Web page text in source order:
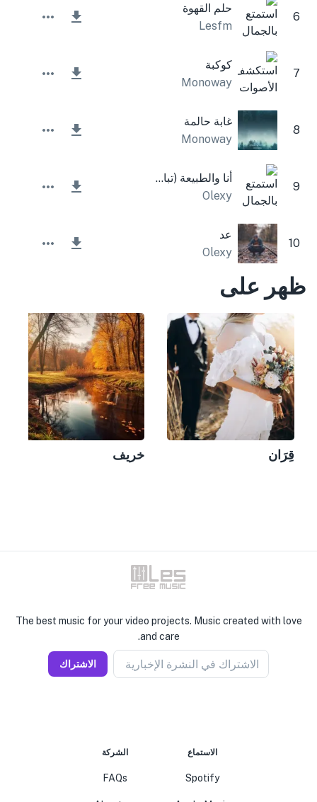
6
حلم القهوة
Lesfm
7
كوكبة
Monoway
8
غابة حالمة
Monoway
9
أنا والطبيعة (تباطأ وتردد)
Olexy
10
عد
Olexy
ظهر على
قِرَان خريف
The best music for your video projects. Music created with love
and care.
الاشتراك في النشرة الإخبارية الاشتراك
الاستماع
Spotify
الشركة
FAQs